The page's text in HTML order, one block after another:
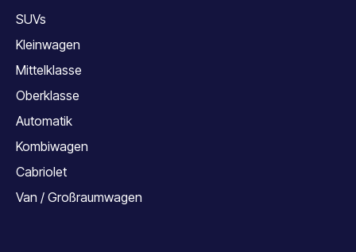
SUVs
Kleinwagen
Mittelklasse
Oberklasse
Automatik
Kombiwagen
Cabriolet
Van / Großraumwagen